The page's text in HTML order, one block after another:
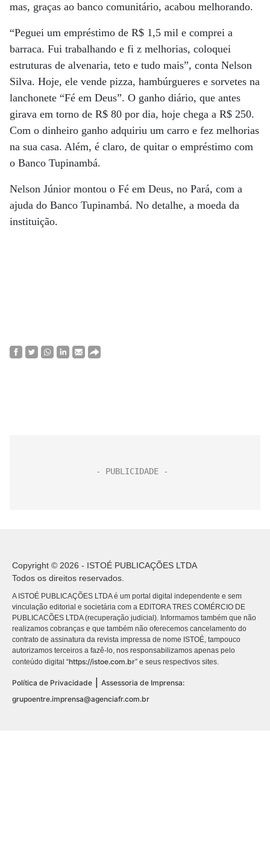
mas, graças ao banco comunitário, acabou melhorando.
“Peguei um empréstimo de R$ 1,5 mil e comprei a
barraca. Fui trabalhando e fi z melhorias, coloquei
estruturas de alvenaria, teto e tudo mais”, conta Nelson
Silva. Hoje, ele vende pizza, hambúrgueres e sorvetes na
lanchonete “Fé em Deus”. O ganho diário, que antes
girava em torno de R$ 80 por dia, hoje chega a R$ 250.
Com o dinheiro ganho adquiriu um carro e fez melhorias
na sua casa. Além, é claro, de quitar o empréstimo com
o Banco Tupinambá.
Nelson Júnior montou o Fé em Deus, no Pará, com a
ajuda do Banco Tupinambá. No detalhe, a moeda da
instituição.
Copyright © 2026 - ISTOÉ PUBLICAÇÕES LTDA
Todos os direitos reservados.
A ISTOÉ PUBLICAÇÕES LTDA é um portal digital independente e sem
vinculação editorial e societária com a EDITORA TRES COMÉRCIO DE
PUBLICACÕES LTDA (recuperação judicial). Informamos também que não
realizamos cobranças e que também não oferecemos cancelamento do
contrato de assinatura da revista impressa de nome ISTOÉ, tampouco
autorizamos terceiros a fazê-lo, nos responsabilizamos apenas pelo
conteúdo digital “https://istoe.com.br” e seus respectivos sites.
Política de Privacidade
Assessoria de Imprensa:
grupoentre.imprensa@agenciafr.com.br